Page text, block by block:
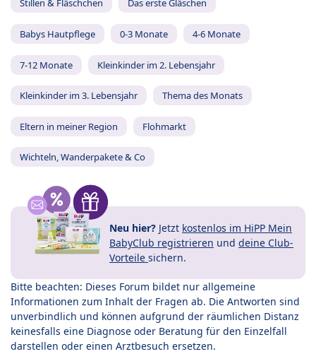
Stillen & Fläschchen Das erste Gläschen
Babys Hautpflege 0-3 Monate 4-6 Monate
7-12 Monate Kleinkinder im 2. Lebensjahr
Kleinkinder im 3. Lebensjahr Thema des Monats
Eltern in meiner Region Flohmarkt
Wichteln, Wanderpakete & Co
Neu hier? Jetzt kostenlos im HiPP Mein
BabyClub registrieren und deine Club-
Vorteile sichern.
Bitte beachten: Dieses Forum bildet nur allgemeine
Informationen zum Inhalt der Fragen ab. Die Antworten sind
unverbindlich und können aufgrund der räumlichen Distanz
keinesfalls eine Diagnose oder Beratung für den Einzelfall
darstellen oder einen Arztbesuch ersetzen.